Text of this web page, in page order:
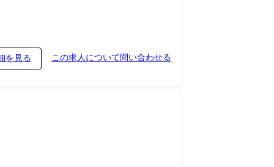
を見る この求人について問い合わせる